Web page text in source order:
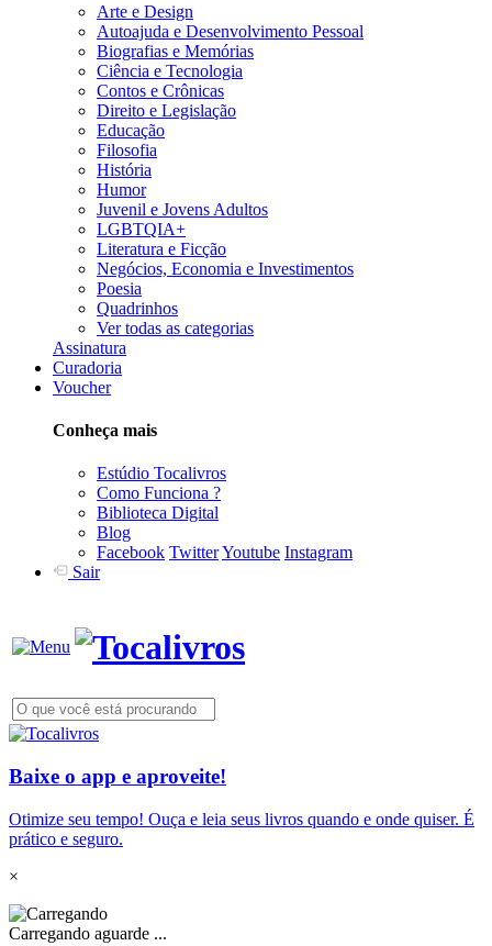
Arte e Design
Autoajuda e Desenvolvimento Pessoal
Biografias e Memórias
Ciência e Tecnologia
Contos e Crônicas
Direito e Legislação
Educação
Filosofia
História
Humor
Juvenil e Jovens Adultos
LGBTQIA+
Literatura e Ficção
Negócios, Economia e Investimentos
Poesia
Quadrinhos
Ver todas as categorias
Assinatura
Curadoria
Voucher
Conheça mais
Estúdio Tocalivros
Como Funciona ?
Biblioteca Digital
Blog
Facebook TwitterYoutube Instagram
Sair
Baixe o app e aproveite!
Otimize seu tempo! Ouça e leia seus livros quando e onde quiser. É
prático e seguro.
×
Carregando aguarde ...